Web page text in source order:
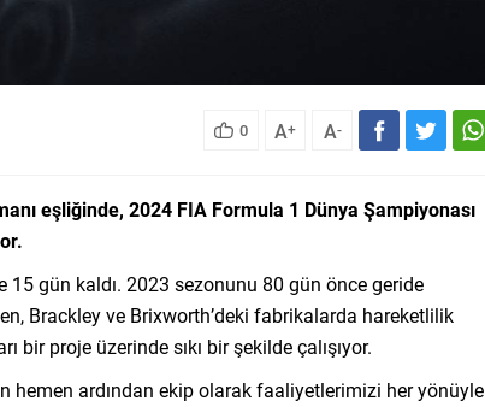
0 A+ A-
eşliğinde, 2024 FIA Formula 1 Dünya Şampiyonası
15 gün kaldı. 2023 sezonunu 80 gün önce geride
Brackley ve Brixworth’deki fabrikalarda hareketlilik
bir proje üzerinde sıkı bir şekilde çalışıyor.
hemen ardından ekip olarak faaliyetlerimizi her yönüyle